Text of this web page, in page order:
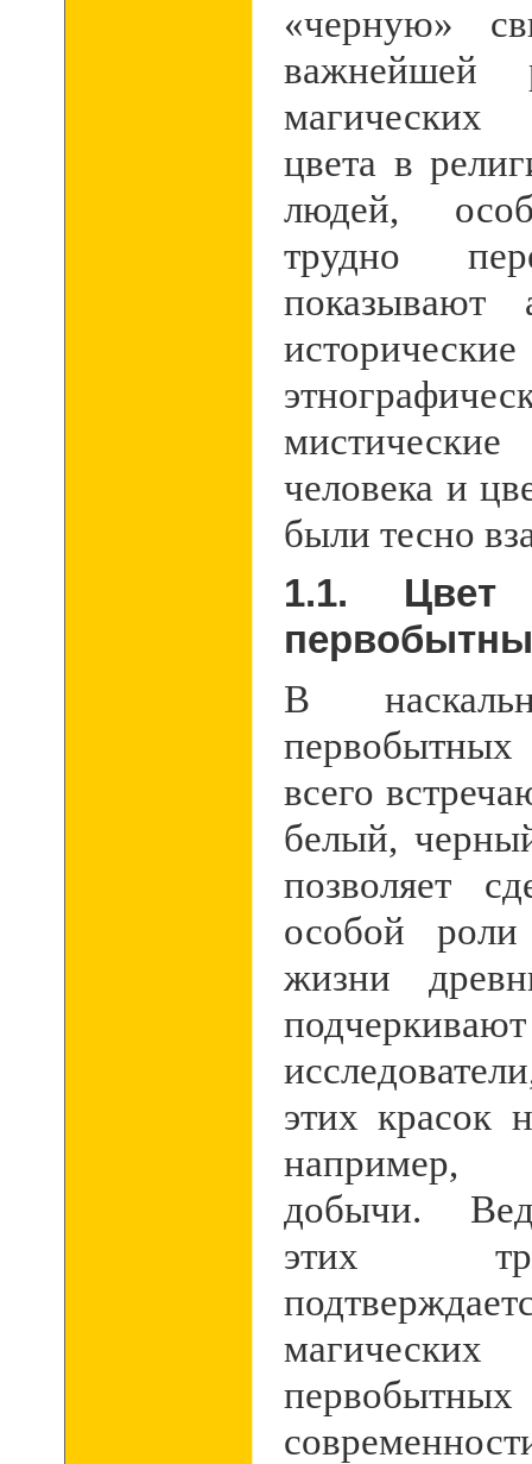
«черную»
магических
цвета в
людей,
трудно
показывают
человека и
были тесно
1.1.
В
всего
белый,
позволяет
особой
жизни
этих красок
например,
добычи.
этих